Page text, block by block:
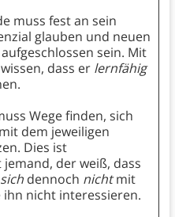
muss fest an sein
glauben und neuen
sein. Mit
dass er lernfähig
Wege finden, sich
dem jeweiligen
Dies ist
der weiß, dass
dennoch nichtmit
ihn nicht interessieren.